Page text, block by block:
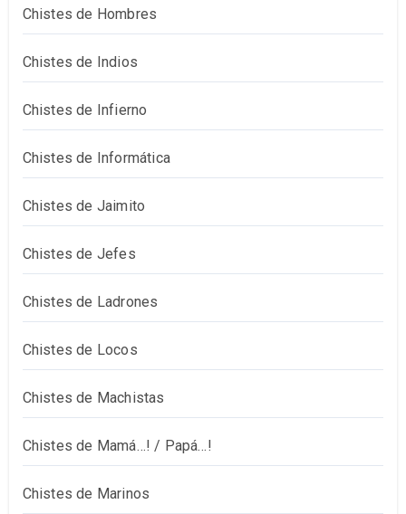
Chistes de Hombres
Chistes de Indios
Chistes de Infierno
Chistes de Informática
Chistes de Jaimito
Chistes de Jefes
Chistes de Ladrones
Chistes de Locos
Chistes de Machistas
Chistes de Mamá…! / Papá…!
Chistes de Marinos